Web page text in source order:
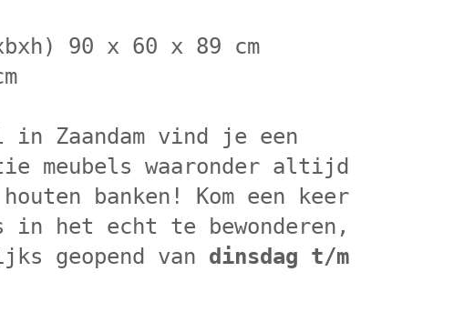
90 x 60 x 89 cm
in Zaandam vind je een
meubels waaronder altijd
banken! Kom een keer
in het echt te bewonderen,
geopend van dinsdag t/m